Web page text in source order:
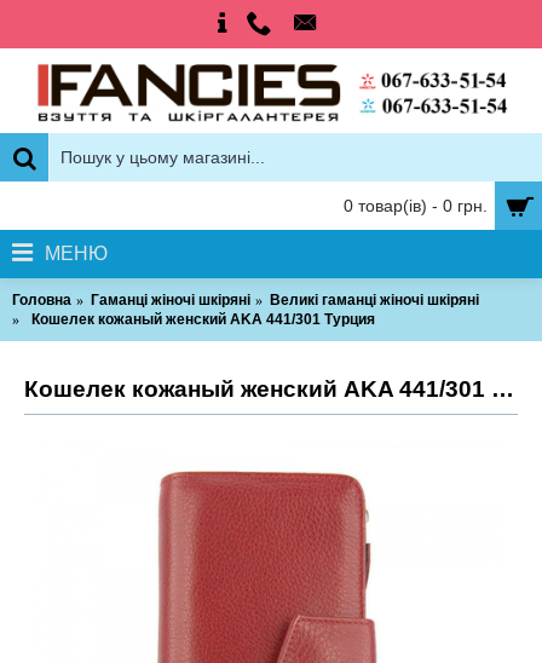
0 товар(ів) - 0 грн.
МЕНЮ
Головна Гаманці жіночі шкіряні
Великі гаманці жіночі шкіряні
Кошелек кожаный женский AKA 441/301 Турция
Кошелек кожаный женский AKA 441/301 Турция